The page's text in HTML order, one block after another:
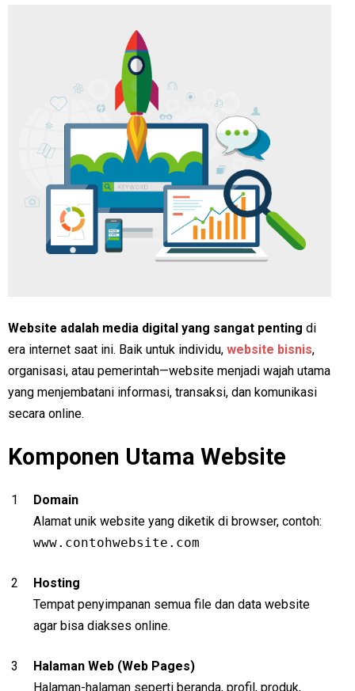
Website adalah media digital yang sangat penting di
era internet saat ini. Baik untuk individu, website bisnis,
organisasi, atau pemerintah—website menjadi wajah utama
yang menjembatani informasi, transaksi, dan komunikasi
secara online.
Komponen Utama Website
Domain
Alamat unik website yang diketik di browser, contoh:
www.contohwebsite.com
Hosting
Tempat penyimpanan semua file dan data website
agar bisa diakses online.
Halaman Web (Web Pages)
Halaman-halaman seperti beranda, profil, produk,